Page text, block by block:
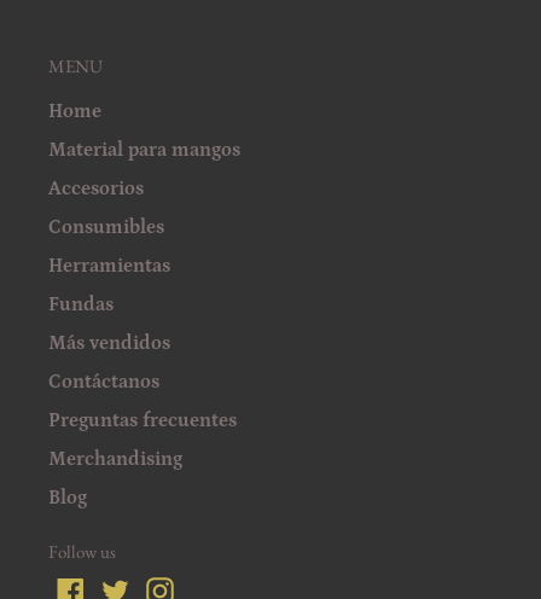
MENU
Home
Material para mangos
Accesorios
Consumibles
Herramientas
Fundas
Más vendidos
Contáctanos
Preguntas frecuentes
Merchandising
Blog
Follow us
Facebook
TwitterInstagram